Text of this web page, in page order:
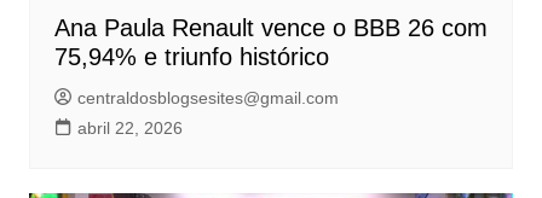
Ana Paula Renault vence o BBB 26 com
75,94% e triunfo histórico
centraldosblogsesites@gmail.com
abril 22, 2026